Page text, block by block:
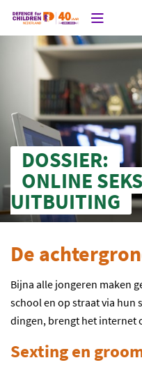
DOSSIER:
ONLINE
UITBUITING
De
Bijna alle jongeren maken
school en op straat via hun
dingen, brengt het internet
Sexting en